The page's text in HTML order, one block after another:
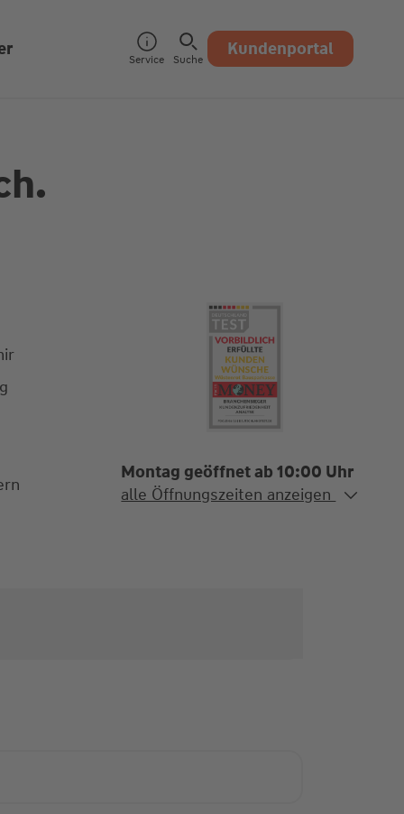
Service Suche Kundenportal
Montag geöffnet ab 10:00 Uhr
Alle Öffnungszeiten
alle Öffnungszeiten anzeigen